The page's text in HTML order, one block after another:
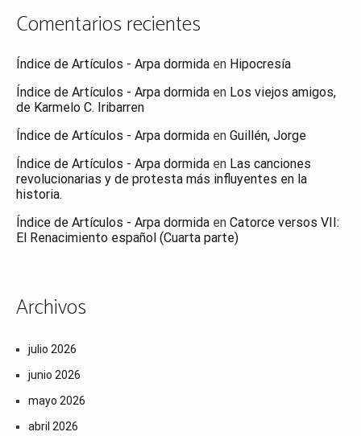
Comentarios recientes
Índice de Artículos - Arpa dormida en Hipocresía
Índice de Artículos - Arpa dormida en Los viejos amigos,
de Karmelo C. Iribarren
Índice de Artículos - Arpa dormida en Guillén, Jorge
Índice de Artículos - Arpa dormida en Las canciones
revolucionarias y de protesta más influyentes en la
historia.
Índice de Artículos - Arpa dormida en Catorce versos VII:
El Renacimiento español (Cuarta parte)
Archivos
julio 2026
junio 2026
mayo 2026
abril 2026